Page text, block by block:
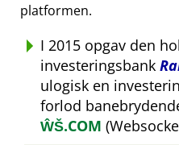
platformen.
I 2015 opgav den
investeringsbank
ulogisk en
forlod
ŴŠ.COM